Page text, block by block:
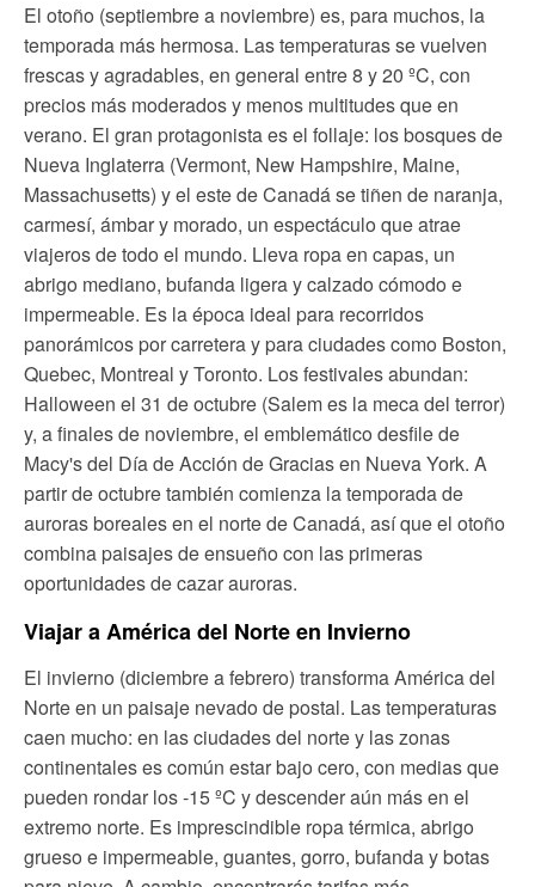
El otoño (septiembre a noviembre) es, para muchos, la
temporada más hermosa. Las temperaturas se vuelven
frescas y agradables, en general entre 8 y 20 ºC, con
precios más moderados y menos multitudes que en
verano. El gran protagonista es el follaje: los bosques de
Nueva Inglaterra (Vermont, New Hampshire, Maine,
Massachusetts) y el este de Canadá se tiñen de naranja,
carmesí, ámbar y morado, un espectáculo que atrae
viajeros de todo el mundo. Lleva ropa en capas, un
abrigo mediano, bufanda ligera y calzado cómodo e
impermeable. Es la época ideal para recorridos
panorámicos por carretera y para ciudades como Boston,
Quebec, Montreal y Toronto. Los festivales abundan:
Halloween el 31 de octubre (Salem es la meca del terror)
y, a finales de noviembre, el emblemático desfile de
Macy's del Día de Acción de Gracias en Nueva York. A
partir de octubre también comienza la temporada de
auroras boreales en el norte de Canadá, así que el otoño
combina paisajes de ensueño con las primeras
oportunidades de cazar auroras.
Viajar a América del Norte en Invierno
El invierno (diciembre a febrero) transforma América del
Norte en un paisaje nevado de postal. Las temperaturas
caen mucho: en las ciudades del norte y las zonas
continentales es común estar bajo cero, con medias que
pueden rondar los -15 ºC y descender aún más en el
extremo norte. Es imprescindible ropa térmica, abrigo
grueso e impermeable, guantes, gorro, bufanda y botas